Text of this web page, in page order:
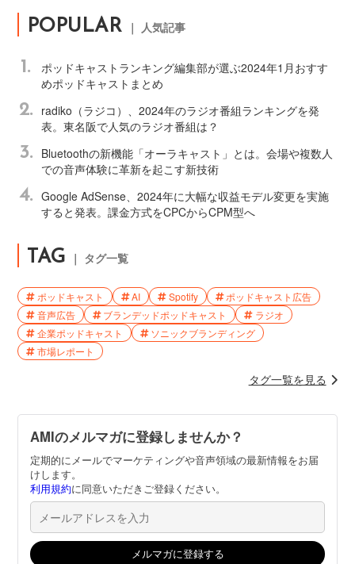
POPULAR ｜ 人気記事
1.
ポッドキャストランキング編集部が選ぶ2024年1月おすす
めポッドキャストまとめ
2.
radiko（ラジコ）、2024年のラジオ番組ランキングを発
表。東名阪で人気のラジオ番組は？
3.
Bluetoothの新機能「オーラキャスト」とは。会場や複数人
での音声体験に革新を起こす新技術
4. Google AdSense、2024年に大幅な収益モデル変更を実施
すると発表。課金方式をCPCからCPM型へ
TAG ｜ タグ一覧
ポッドキャスト AI Spotify
ポッドキャスト広告
音声広告
ブランデッドポッドキャスト
ラジオ
企業ポッドキャスト
ソニックブランディング
市場レポート
タグ一覧を見る
AMIのメルマガに登録しませんか？
定期的にメールでマーケティングや音声領域の最新情報をお届
けします。
利用規約に同意いただきご登録ください。